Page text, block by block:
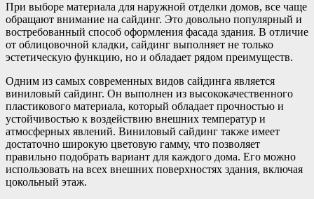
При выборе материала для наружной отделки домов, все чаще
обращают внимание на сайдинг. Это довольно популярный и
востребованный способ оформления фасада здания. В отличие
от облицовочной кладки, сайдинг выполняет не только
эстетическую функцию, но и обладает рядом преимуществ.
Одним из самых современных видов сайдинга является
виниловый сайдинг. Он выполнен из высококачественного
пластикового материала, который обладает прочностью и
устойчивостью к воздействию внешних температур и
атмосферных явлений. Виниловый сайдинг также имеет
достаточно широкую цветовую гамму, что позволяет
правильно подобрать вариант для каждого дома. Его можно
использовать на всех внешних поверхностях здания, включая
цокольный этаж.